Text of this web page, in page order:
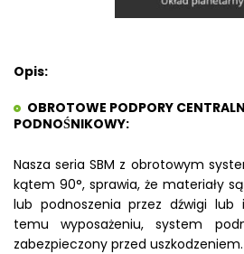
Opis:
OBROTOWE PODPORY
PODNOŚNIKOWY:
Nasza seria SBM z obrotowym
kątem 90°, sprawia, że materiały
lub podnoszenia przez dźwigi lub
temu wyposażeniu, system
zabezpieczony przed uszkodzeniem.